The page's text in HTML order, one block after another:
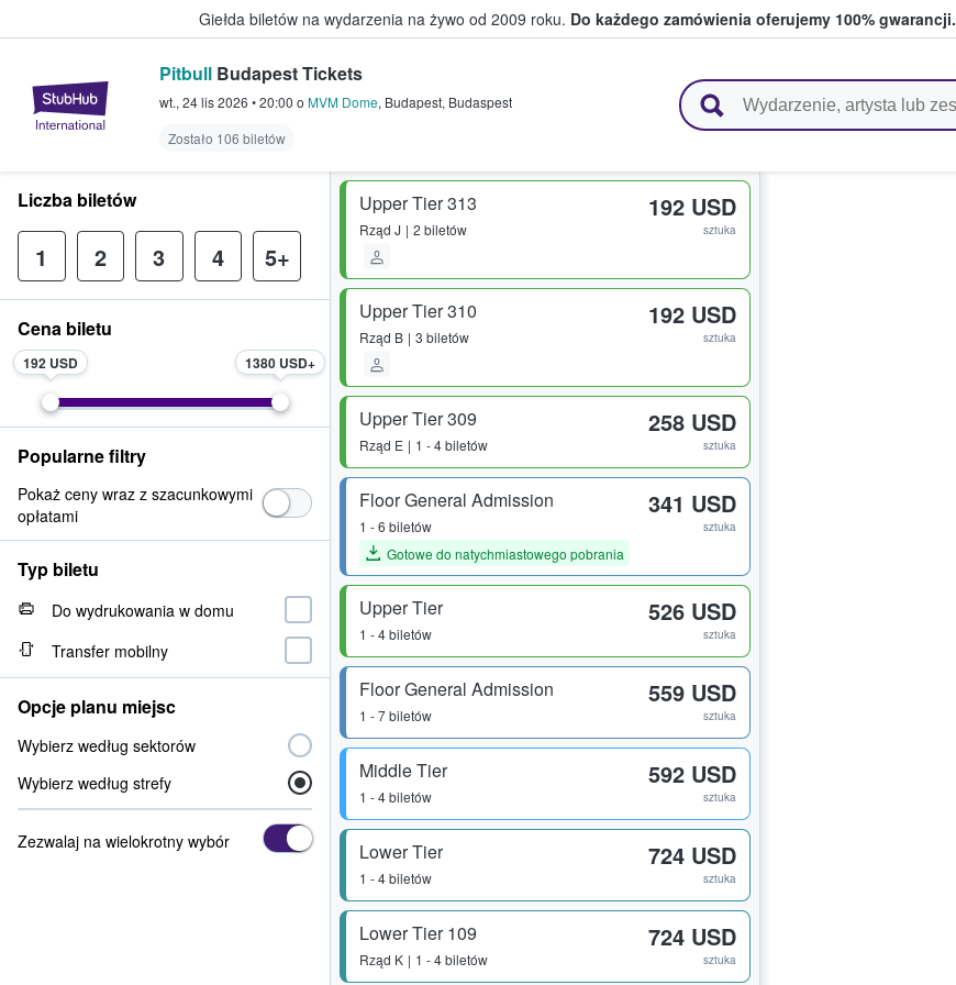
Giełda biletów na wydarzenia na żywo od 2009 roku. Do każdego zamówienia oferujemy 100% gwarancji.
StubHub — miejsce, w którym fani i kibice kupują i sprzedają bilety
Pitbull Budapest Tickets
wt., 24 lis 2026 •20:00 o MVM Dome, Budapest, Budaspest
Zostało 106 biletów
Upper Tier 313
Rząd J 2 biletów
192 USD
sztuka
Upper Tier 310
Rząd B 3 biletów
192 USD
sztuka
Upper Tier 309
Rząd E 1 - 4 biletów
258 USD
sztuka
Floor General Admission
1 - 6 biletów
Gotowe do natychmiastowego pobrania
341 USD
sztuka
Upper Tier
1 - 4 biletów
526 USD
sztuka
Floor General Admission
1 - 7 biletów
559 USD
sztuka
Middle Tier
1 - 4 biletów
592 USD
sztuka
Lower Tier
1 - 4 biletów
724 USD
sztuka
Lower Tier 109
Rząd K 1 - 4 biletów
724 USD
sztuka
Liczba biletów
1 2 3 4 5+
Cena biletu
192 USD 1380 USD
Popularne filtry
Pokaż ceny wraz z szacunkowymi
opłatami
Typ biletu
Do wydrukowania w domu
Transfer mobilny
Opcje planu miejsc
Wybierz według sektorów
Wybierz według strefy
Zezwalaj na wielokrotny wybór